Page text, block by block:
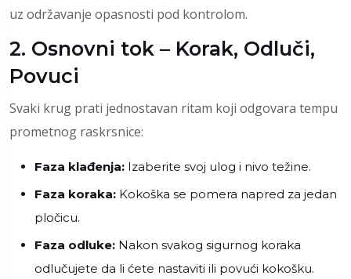
uz održavanje opasnosti pod kontrolom.
2. Osnovni tok – Korak, Odluči,
Povuci
Svaki krug prati jednostavan ritam koji odgovara tempu
prometnog raskrsnice:
Faza klađenja: Izaberite svoj ulog i nivo težine.
Faza koraka: Kokoška se pomera napred za jedan
pločicu.
Faza odluke: Nakon svakog sigurnog koraka
odlučujete da li ćete nastaviti ili povući kokošku.